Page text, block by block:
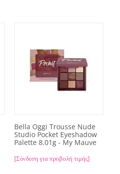
Bella Oggi Trousse Nude
Studio Pocket Eyeshadow
Palette 8.01g - My Mauve
[Σύνδεση για προβολή τιμής]